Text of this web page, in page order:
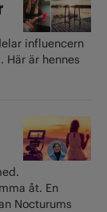
influencern
Här är hennes
åt. En
Nocturums